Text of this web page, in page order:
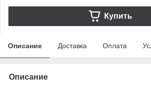
Купить
Описание Доставка Оплата
Описание